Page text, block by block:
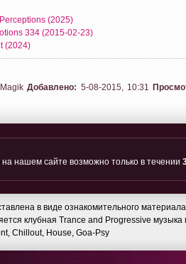
(2025)
334 (2015-02-23)
(2024)
Magik Добавлено: 5-08-2015, 10:31
нашем сайте возможно только в течении
в виде ознакомительного
клубная Trance and Progressive
Chillout, House, Goa-Psy